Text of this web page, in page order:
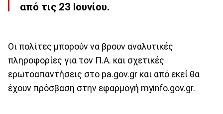
από τις 23 Ιουνίου.
Οι πολίτες μπορούν να βρουν αναλυτικές
πληροφορίες για τον Π.Α. και σχετικές
ερωτοαπαντήσεις στο pa.gov.gr και από εκεί θα
έχουν πρόσβαση στην εφαρμογή myinfo.gov.gr.